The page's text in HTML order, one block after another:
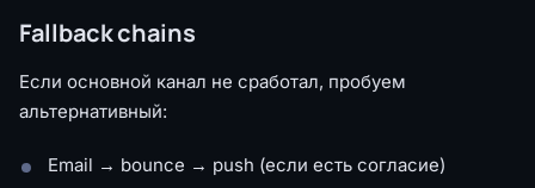
Fallback chains
Если основной канал не сработал, пробуем
альтернативный:
Email → bounce → push (если есть согласие)